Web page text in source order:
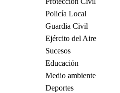
Policía Local
Guardia Civil
Ejército del Aire
Sucesos
Educación
Medio ambiente
Deportes